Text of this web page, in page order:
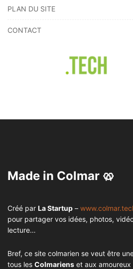
PLAN DU SITE
CONTACT
Made in Colmar 🥨
Créé par La Startup –
pour partager vos idées, photos,
lecture…
Bref, ce site colmarien se veut être
tous les Colmariens et aux amoureux